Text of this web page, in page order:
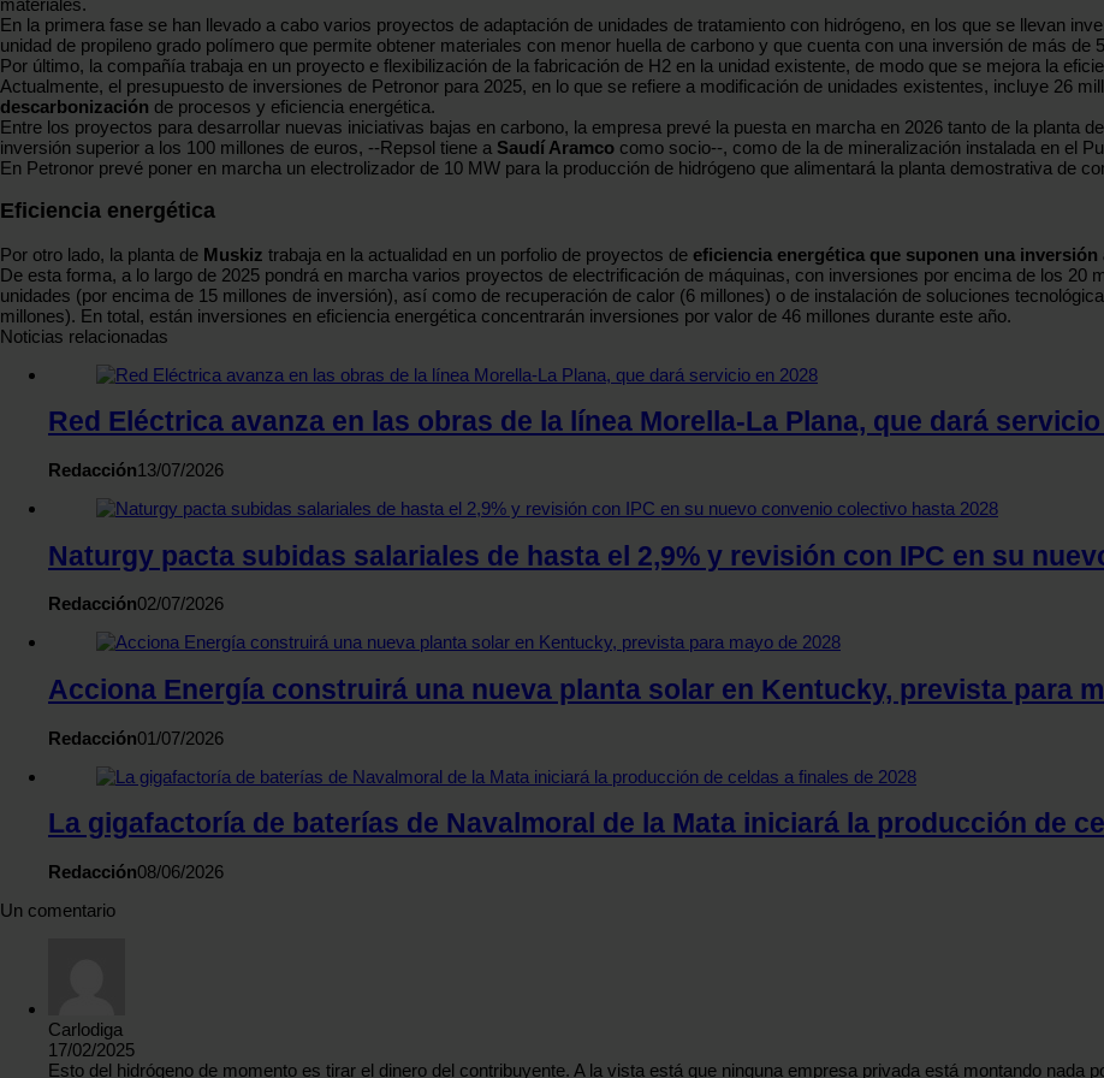
En la primera fase se han llevado a cabo varios proyectos de adaptación de unidades de tratamiento con hidrógeno, en los que se llevan
unidad de propileno grado polímero que permite obtener materiales con menor huella de carbono y que cuenta con una inversión de más de
Por último, la compañía trabaja en un proyecto e flexibilización de la fabricación de H2 en la unidad existente, de modo que se mejora la
Actualmente, el presupuesto de inversiones de Petronor para 2025, en lo que se refiere a modificación de unidades existentes, incluye 26
descarbonización de procesos y eficiencia energética.
Entre los proyectos para desarrollar nuevas iniciativas bajas en carbono, la empresa prevé la puesta en marcha en 2026 tanto de la planta
inversión superior a los 100 millones de euros, --Repsol tiene a Saudí Aramco como socio--, como de la de mineralización instalada en el
En Petronor prevé poner en marcha un electrolizador de 10 MW para la producción de hidrógeno que alimentará la planta demostrativa de
Eficiencia energética
Por otro lado, la planta de Muskiz trabaja en la actualidad en un porfolio de proyectos de eficiencia energética que suponen una
De esta forma, a lo largo de 2025 pondrá en marcha varios proyectos de electrificación de máquinas, con inversiones por encima de los 20
unidades (por encima de 15 millones de inversión), así como de recuperación de calor (6 millones) o de instalación de soluciones
millones). En total, están inversiones en eficiencia energética concentrarán inversiones por valor de 46 millones durante este año.
Noticias relacionadas
Red Eléctrica avanza en las obras de la línea Morella-La Plana, que dará servicio
Redacción13/07/2026
Naturgy pacta subidas salariales de hasta el 2,9% y revisión con IPC en su
Redacción02/07/2026
Acciona Energía construirá una nueva planta solar en Kentucky, prevista para
Redacción01/07/2026
La gigafactoría de baterías de Navalmoral de la Mata iniciará la producción de
Redacción08/06/2026
Un comentario
Carlodiga
17/02/2025
Esto del hidrógeno de momento es tirar el dinero del contribuyente. A la vista está que ninguna empresa privada está montando nada